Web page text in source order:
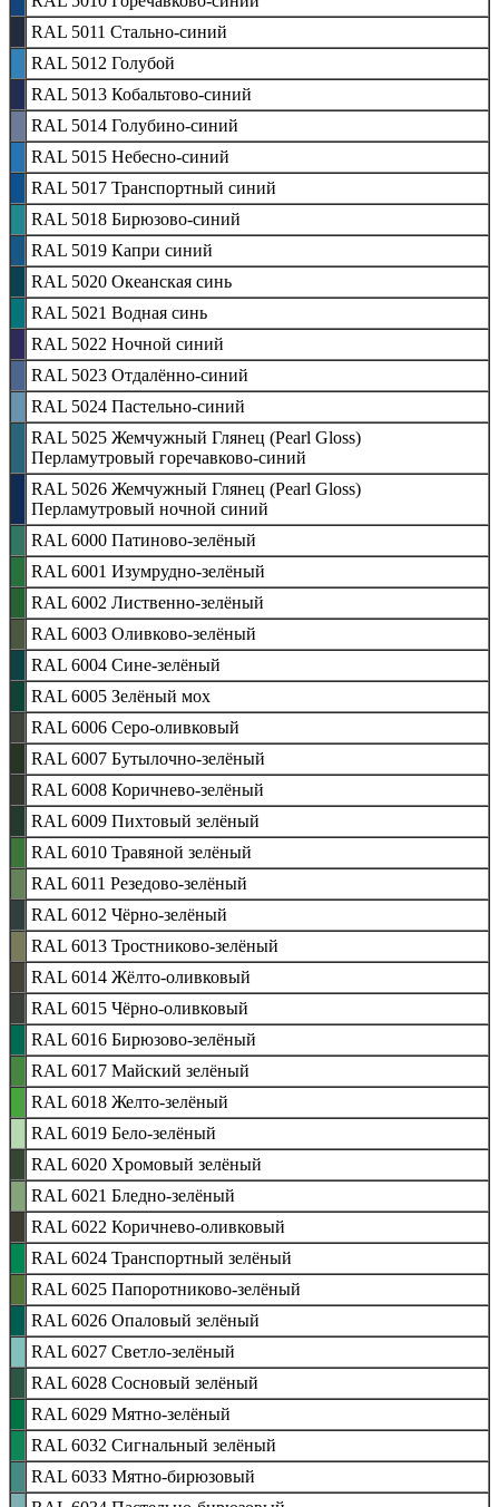
RAL 5011 Стально-синий
RAL 5012 Голубой
RAL 5013 Кобальтово-синий
RAL 5014 Голубино-синий
RAL 5015 Небесно-синий
RAL 5017 Транспортный синий
RAL 5018 Бирюзово-синий
RAL 5019 Капри синий
RAL 5020 Океанская синь
RAL 5021 Водная синь
RAL 5022 Ночной синий
RAL 5023 Отдалённо-синий
RAL 5024 Пастельно-синий
RAL 5025 Жемчужный Глянец (Pearl Gloss)
Перламутровый горечавково-синий
RAL 5026 Жемчужный Глянец (Pearl Gloss)
Перламутровый ночной синий
RAL 6000 Патиново-зелёный
RAL 6001 Изумрудно-зелёный
RAL 6002 Лиственно-зелёный
RAL 6003 Оливково-зелёный
RAL 6004 Сине-зелёный
RAL 6005 Зелёный мох
RAL 6006 Серо-оливковый
RAL 6007 Бутылочно-зелёный
RAL 6008 Коричнево-зелёный
RAL 6009 Пихтовый зелёный
RAL 6010 Травяной зелёный
RAL 6011 Резедово-зелёный
RAL 6012 Чёрно-зелёный
RAL 6013 Тростниково-зелёный
RAL 6014 Жёлто-оливковый
RAL 6015 Чёрно-оливковый
RAL 6016 Бирюзово-зелёный
RAL 6017 Майский зелёный
RAL 6018 Желто-зелёный
RAL 6019 Бело-зелёный
RAL 6020 Хромовый зелёный
RAL 6021 Бледно-зелёный
RAL 6022 Коричнево-оливковый
RAL 6024 Транспортный зелёный
RAL 6025 Папоротниково-зелёный
RAL 6026 Опаловый зелёный
RAL 6027 Светло-зелёный
RAL 6028 Сосновый зелёный
RAL 6029 Мятно-зелёный
RAL 6032 Сигнальный зелёный
RAL 6033 Мятно-бирюзовый